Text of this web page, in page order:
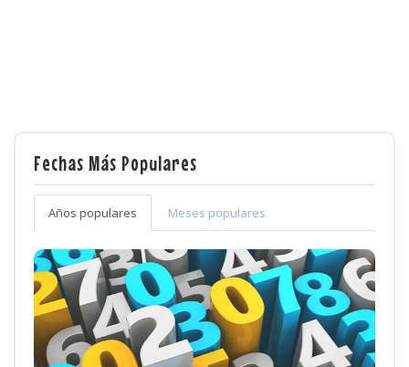
Fechas Más Populares
Años populares Meses populares